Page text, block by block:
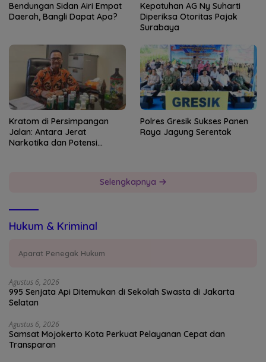
Bendungan Sidan Airi Empat
Daerah, Bangli Dapat Apa?
Kepatuhan AG Ny Suharti
Diperiksa Otoritas Pajak
Surabaya
Kratom di Persimpangan
Jalan: Antara Jerat
Narkotika dan Potensi
Polres Gresik Sukses Panen
Raya Jagung Serentak
Selengkapnya
Hukum & Kriminal
Aparat Penegak Hukum
Agustus 6, 2026
995 Senjata Api Ditemukan di Sekolah Swasta di Jakarta
Selatan
Agustus 6, 2026
Samsat Mojokerto Kota Perkuat Pelayanan Cepat dan
Transparan